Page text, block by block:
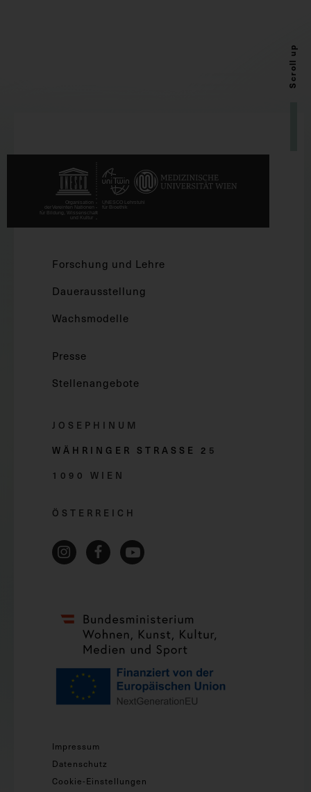
Scroll up
Forschung und Lehre
Dauerausstellung
Wachsmodelle
Presse
Stellenangebote
JOSEPHINUM
WÄHRINGER STRASSE 2 5
1090 WIEN
ÖSTERREICH
Impressum
Datenschutz
Cookie-Einstellungen